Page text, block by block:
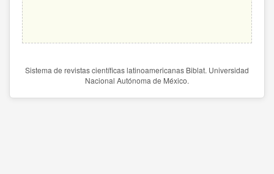
Sistema de revistas científicas latinoamericanas Biblat. Universidad
Nacional Autónoma de México.